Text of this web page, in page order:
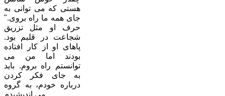
هستی که می توانی به
جای همه ما راه بروی."
حرف او مثل تزریق
شجاعت در قلبم بود.
پاهای او از کار افتاده
بودند اما من می
توانستم راه بروم. باید
به جای فکر کردن
درباره خودم، به گروه
می اندیشیدم.